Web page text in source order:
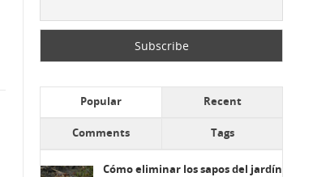
Popular Recent
Comments Tags
Cómo eliminar los sapos del jardín